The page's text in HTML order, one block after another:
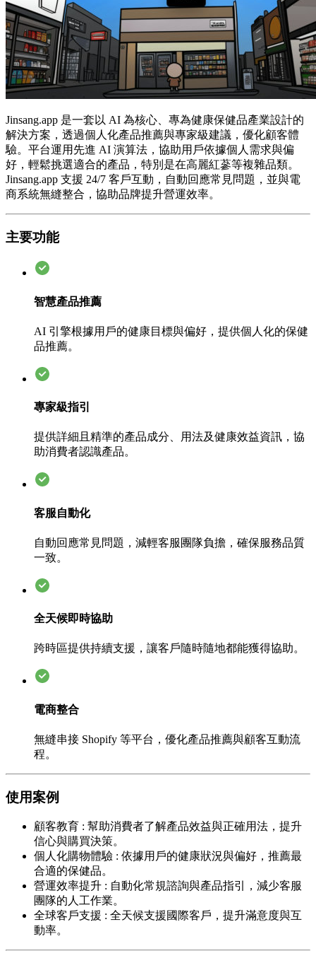
Jinsang.app 是一套以 AI 為核心、專為健康保健品產業設計的
解決方案，透過個人化產品推薦與專家級建議，優化顧客體
驗。平台運用先進 AI 演算法，協助用戶依據個人需求與偏
好，輕鬆挑選適合的產品，特別是在高麗紅蔘等複雜品類。
Jinsang.app 支援 24/7 客戶互動，自動回應常見問題，並與電
商系統無縫整合，協助品牌提升營運效率。
主要功能
智慧產品推薦
AI 引擎根據用戶的健康目標與偏好，提供個人化的保健
品推薦。
專家級指引
提供詳細且精準的產品成分、用法及健康效益資訊，協
助消費者認識產品。
客服自動化
自動回應常見問題，減輕客服團隊負擔，確保服務品質
一致。
全天候即時協助
跨時區提供持續支援，讓客戶隨時隨地都能獲得協助。
電商整合
無縫串接 Shopify 等平台，優化產品推薦與顧客互動流
程。
使用案例
顧客教育 : 幫助消費者了解產品效益與正確用法，提升
信心與購買決策。
個人化購物體驗 : 依據用戶的健康狀況與偏好，推薦最
合適的保健品。
營運效率提升 : 自動化常規諮詢與產品指引，減少客服
團隊的人工作業。
全球客戶支援 : 全天候支援國際客戶，提升滿意度與互
動率。